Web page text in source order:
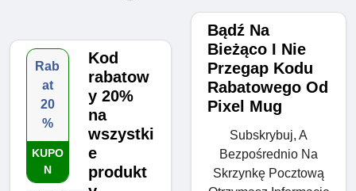
Rab
at
20
%
KUPO
N
Kod
rabatow
y 20%
na
wszystki
e
produkt
Bądź Na
Bieżąco I Nie
Przegap Kodu
Rabatowego Od
Pixel Mug
Subskrybuj, A
Bezpośrednio Na
Skrzynkę Pocztową